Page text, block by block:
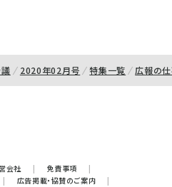
2020年02月号 特集一覧 広報の
会社 | 免責事項
|
| 広告掲載・協賛のご案内 |